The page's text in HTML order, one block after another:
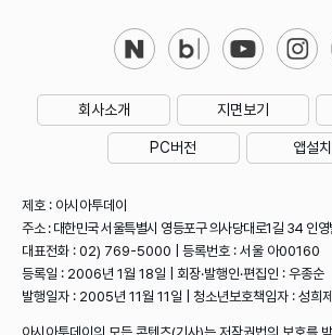
회사소개 지면보기
PC버전 앱설치
제호 : 아시아투데이
주소 : 대한민국 서울특별시 영등포구 의사당대로1길 34 인영
대표전화 : 02) 769-5000 | 등록번호 : 서울 아00160
등록일 : 2006년 1월 18일 | 회장·발행인·편집인 : 우종순
발행일자 : 2005년 11월 11일 | 청소년보호책임자 : 성희제